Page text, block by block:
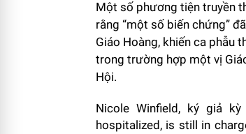
Một số phương tiện truyền
rằng “một số biến chứng”
Giáo Hoàng, khiến ca phẫu
trong trường hợp một vị
Hội.
Nicole Winfield, ký giả
hospitalized, is still in